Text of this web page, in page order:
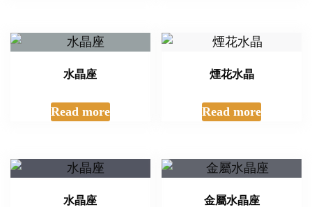
水晶座
Read more
煙花水晶
Read more
水晶座 金屬水晶座